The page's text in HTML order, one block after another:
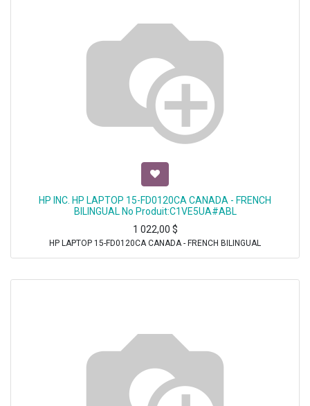
HP INC. HP LAPTOP 15-FD0120CA CANADA - FRENCH
BILINGUAL No Produit:C1VE5UA#ABL
1 022,00 $
HP LAPTOP 15-FD0120CA CANADA - FRENCH BILINGUAL